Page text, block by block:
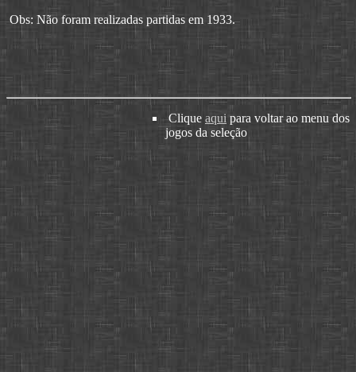
Obs: Não foram realizadas partidas em 1933.
Clique aqui para voltar ao menu dos
jogos da seleção